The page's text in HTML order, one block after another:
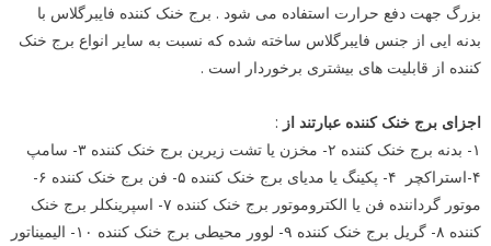
بزرگ جهت دفع حرارت استفاده می شود . برج خنک کننده فایبرگلاس با
بدنه ایی از جنس فایبرگلاس ساخته شده که نسبت به سایر انواع برج خنک
کننده از قابلیت های بیشتری برخوردار است .
اجزای برج خنک کننده عبارتند از :
۱- بدنه برج خنک کننده ۲- مخزن یا تشت زیرین برج خنک کننده ۳- سامپ
۴-استراکچر ۴- پکینگ یا مدیای برج خنک کننده ۵- فن برج خنک کننده ۶-
موتور گرداننده فن یا الکتروموتور برج خنک کننده ۷- اسپرینکلر برج خنک
کننده ۸- گریل برج خنک کننده ۹- لوور محیطی برج خنک کننده ۱۰- الیمیناتور